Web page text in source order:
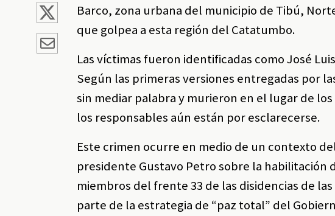
Barco, zona urbana del municipio de Tibú,
que golpea a esta región del Catatumbo.
Las víctimas fueron identificadas como José
Según las primeras versiones entregadas por
sin mediar palabra y murieron en el lugar de
los responsables aún están por esclarecerse.
Este crimen ocurre en medio de un contexto
presidente Gustavo Petro sobre la
miembros del frente 33 de las disidencias de
parte de la estrategia de “paz total” del